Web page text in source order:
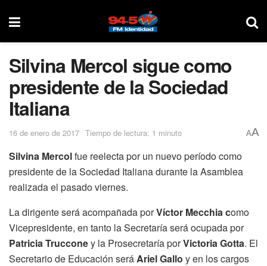
Silvina Mercol sigue como
presidente de la Sociedad
Italiana
16 de enero de 2017 Tiempo de lectura: 1 minuto AA
Silvina Mercolfue reelecta por un nuevo período como
presidente de la Sociedad Italiana durante la Asamblea
realizada el pasado viernes.
La dirigente será acompañada porVíctor Mecchia como
Vicepresidente, en tanto la Secretaría será ocupada por
PatriciaTrucconey la Prosecretaría porVictoria Gotta. El
Secretario de Educación seráAriel Gallo y en los cargos